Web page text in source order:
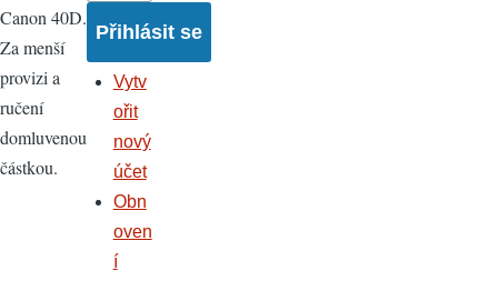
Canon 40D.
Za menší
provizi a
ručení
domluvenou
částkou.
Vytv
ořit
nový
účet
Obn
oven
í